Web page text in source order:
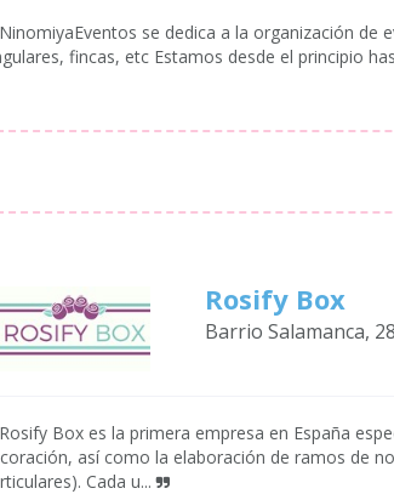
NinomiyaEventos se dedica a la organización
fincas, etc Estamos desde el principio
Rosify Box
Barrio Salamanca,
Rosify Box es la primera empresa en España
así como la elaboración de ramos de
Cada u...